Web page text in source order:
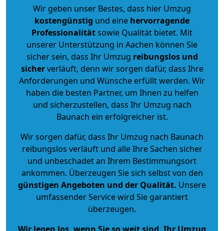
Wir geben unser Bestes, dass hier Umzug
kostengünstig und eine hervorragende
Professionalitätsowie Qualität bietet. Mit
unserer Unterstützung in Aachen können Sie
sicher sein, dass Ihr Umzug reibungslos und
sicherverläuft, denn wir sorgen dafür, dass Ihre
Anforderungen und Wünsche erfüllt werden. Wir
haben die besten Partner, um Ihnen zu helfen
und sicherzustellen, dass Ihr Umzug nach
Baunach ein erfolgreicher ist.
Wir sorgen dafür, dass Ihr Umzug nach Baunach
reibungslos verläuft und alle Ihre Sachen sicher
und unbeschadet an Ihrem Bestimmungsort
ankommen. Überzeugen Sie sich selbst von den
günstigen Angeboten und der Qualität. Unsere
umfassender Service wird Sie garantiert
überzeugen.
Wir legen los, wenn Sie so weit sind, Ihr Umzug